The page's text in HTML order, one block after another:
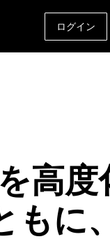
Singapore
ログイン
高
もに